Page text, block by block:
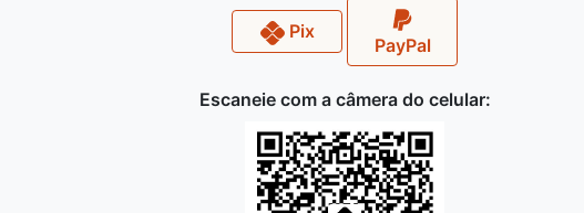
Pix
PayPal
Escaneie com a câmera do celular: